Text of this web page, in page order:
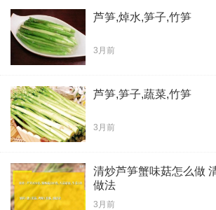
芦笋,焯水,笋子,竹笋
3月前
芦笋,笋子,蔬菜,竹笋
3月前
清炒芦笋蟹味菇怎么做
做法
3月前